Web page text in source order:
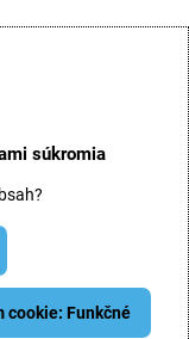
súkromia
cookie: Funkčné